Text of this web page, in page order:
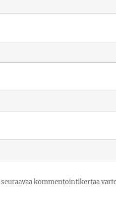
kommentointikertaa